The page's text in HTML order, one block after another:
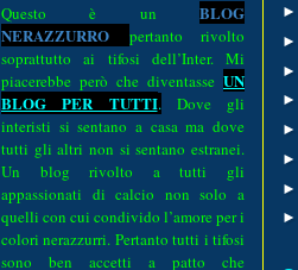
Questo è un BLOG
NERAZZURRO pertanto rivolto
soprattutto ai tifosi dell’Inter. Mi
piacerebbe però che diventasse UN
BLOG PER TUTTI.
Dove gli
interisti si sentano a casa ma dove
tutti gli altri non si sentano estranei.
Un blog rivolto a tutti gli
appassionati di calcio non solo a
quelli con cui condivido l’amore per i
colori nerazzurri. Pertanto tutti i tifosi
sono ben accetti a patto che
►
►
►
►
►
►
►
►